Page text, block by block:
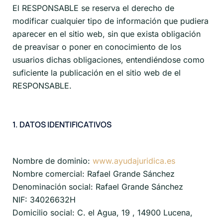
El RESPONSABLE se reserva el derecho de
modificar cualquier tipo de información que pudiera
aparecer en el sitio web, sin que exista obligación
de preavisar o poner en conocimiento de los
usuarios dichas obligaciones, entendiéndose como
suficiente la publicación en el sitio web de el
RESPONSABLE.
1. DATOS IDENTIFICATIVOS
Nombre de dominio: www.ayudajuridica.es
Nombre comercial: Rafael Grande Sánchez
Denominación social: Rafael Grande Sánchez
NIF: 34026632H
Domicilio social: C. el Agua, 19 , 14900 Lucena,